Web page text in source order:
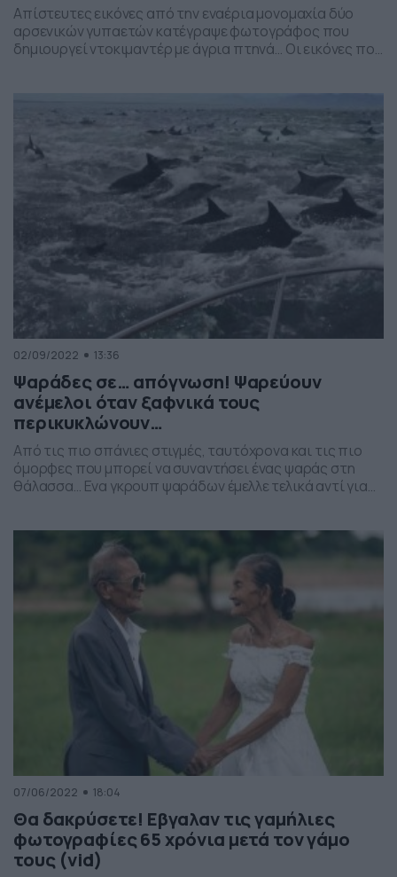
Απίστευτες εικόνες από την εναέρια μονομαχία δύο
αρσενικών γυπαετών κατέγραψε φωτογράφος που
δημιουργεί ντοκιμαντέρ με άγρια πτηνά… Οι εικόνες που
02/09/2022 13:36
Ψαράδες σε… απόγνωση! Ψαρεύουν
ανέμελοι όταν ξαφνικά τους
περικυκλώνουν…
Από τις πιο σπάνιες στιγμές, ταυτόχρονα και τις πιο
όμορφες που μπορεί να συναντήσει ένας ψαράς στη
θάλασσα… Ενα γκρουπ ψαράδων έμελλε τελικά αντί για
υπέροχο παιχνίδι και να τους προσφέρουν ένα
πανέμορφο, ταυτόχρονα και απίστευτα σπάνιο, θέαμα.
07/06/2022 18:04
Θα δακρύσετε! Εβγαλαν τις γαμήλιες
φωτογραφίες 65 χρόνια μετά τον γάμο
τους (vid)